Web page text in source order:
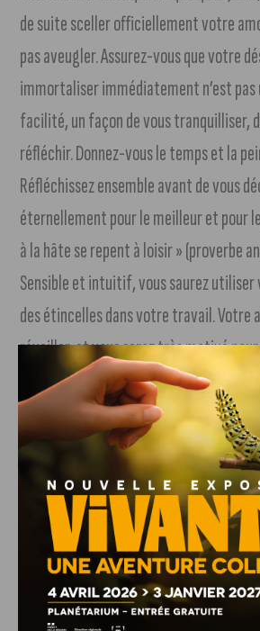
de suite sceller officiellement votre
pas aveugler. Assurez-vous que votre
immortaliser immédiatement n’est pas
facilité, un façon de vous tranquilliser,
réfléchir. Donnez-vous le temps et la
Réfléchissez ensemble avant de vous
éternellement pour le meilleur et pour
à la hâte se repent à loisir » (proverbe
Sensible et intuitif, vous saurez
des étincelles dans votre travail. Votre
réveiller, et vous serez très motivé pour
vous trouverez des aides providentielles.
Scorpion
Ce sera une très bonne journée pour
ressentirez de plus en plus un besoin
douceur dans votre vie conjugale.
sous l’impulsion de Saturne, à
nécessaires pour y arriver, il est